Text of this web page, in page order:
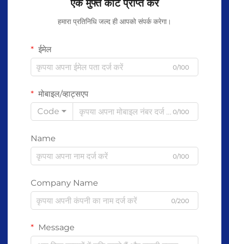
एक मुफ्त कोट प्राप्त करें
हमारा प्रतिनिधि जल्द ही आपको संपर्क करेगा।
ईमेल
0/100
मोबाइल/व्हाट्सएप
Code
0/100
Name
0/100
Company Name
0/200
Message